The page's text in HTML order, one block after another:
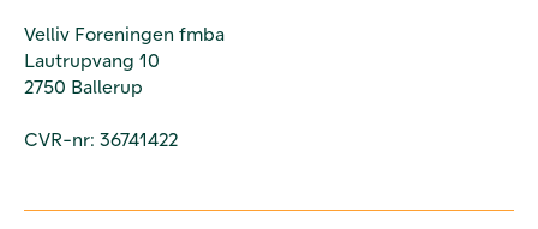
Velliv Foreningen fmba
Lautrupvang 10
2750 Ballerup
CVR-nr: 36741422